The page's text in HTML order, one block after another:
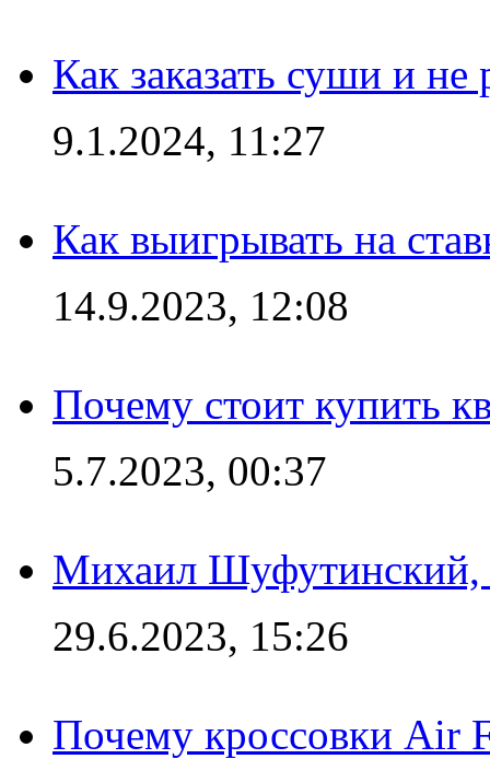
Как заказать суши и не
9.1.2024, 11:27
Как выигрывать на
14.9.2023, 12:08
Почему стоит купить
5.7.2023, 00:37
Михаил Шуфутинский,
29.6.2023, 15:26
Почему кроссовки Air